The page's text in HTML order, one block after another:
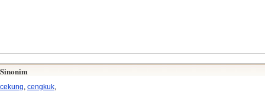
Sinonim
cekung cengkuk